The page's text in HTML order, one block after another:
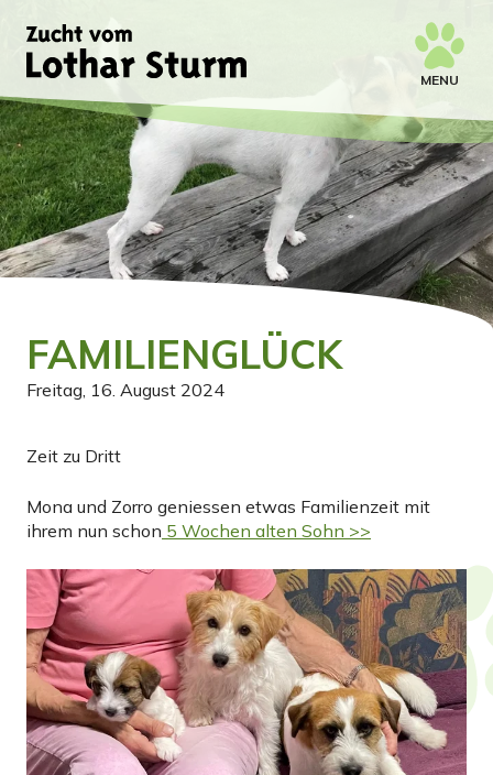
MENU
FAMILIENGLÜCK
Freitag, 16. August 2024
Zeit zu Dritt
Mona und Zorro geniessen etwas Familienzeit mit
ihrem nun schon 5 Wochen alten Sohn >>